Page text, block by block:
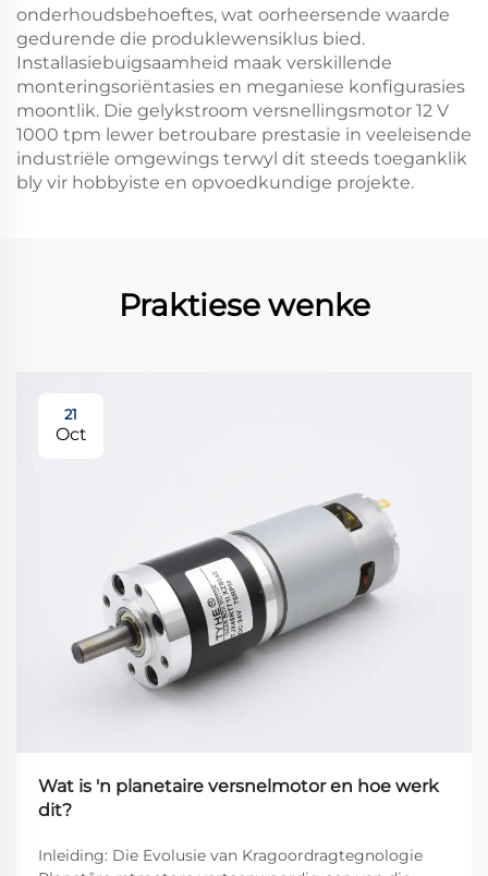
onderhoudsbehoeftes, wat oorheersende waarde
gedurende die produklewensiklus bied.
Installasiebuigsaamheid maak verskillende
monteringsoriëntasies en meganiese konfigurasies
moontlik. Die gelykstroom versnellingsmotor 12 V
1000 tpm lewer betroubare prestasie in veeleisende
industriële omgewings terwyl dit steeds toeganklik
bly vir hobbyiste en opvoedkundige projekte.
Praktiese wenke
21
Oct
Wat is 'n planetaire versnelmotor en hoe werk
dit?
Inleiding: Die Evolusie van Kragoordragtegnologie